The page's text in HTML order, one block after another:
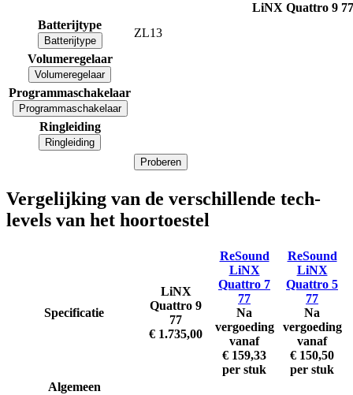
LiNX Quattro 9
Batterijtype
Batterijtype
ZL13
Volumeregelaar
Volumeregelaar
Programmaschakelaar
Programmaschakelaar
Ringleiding
Ringleiding
Proberen
Vergelijking van de verschillende tech-
levels van het hoortoestel
Specificatie
LiNX
Quattro 9
77
€ 1.735,00
ReSound
LiNX
Quattro 7
77
Na
vergoeding
vanaf
€ 159,33
per stuk
ReSound
LiNX
Quattro 5
77
Na
vergoeding
vanaf
€ 150,50
per stuk
Algemeen